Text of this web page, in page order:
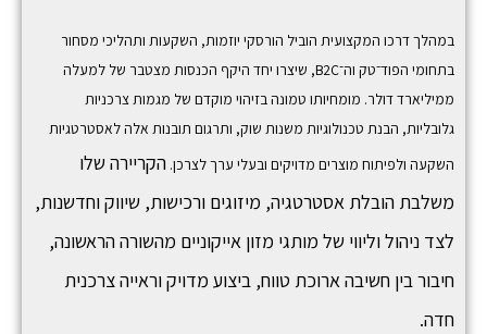
במהלך דרכו המקצועית הוביל הורסקי יוזמות, השקעות ותהליכי מסחור
בתחומי הפוד־טק וה־B2C, שיצרו יחד היקף הכנסות מצטבר של למעלה
ממיליארד דולר. מומחיותו טמונה בזיהוי מוקדם של מגמות צרכניות
גלובליות, הבנת טכנולוגיות משנות שוק, ותרגום תובנות אלה לאסטרטגיות
השקעה ולפיתוח מוצרים מדויקים ובעלי ערך לצרכן. הקריירה שלו
משלבת הובלת אסטרטגיה, מיזוגים ורכישות, שיווק וחדשנות,
לצד ניהול וליווי של מותגי מזון אייקוניים מהשורה הראשונה,
חיבור בין חשיבה ארוכת טווח, ביצוע מדויק וראייה צרכנית
חדה.